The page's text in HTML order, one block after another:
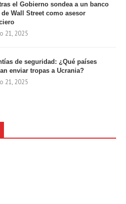
el Gobierno sondea a un banco
de Wall Street como asesor
21, 2025
de seguridad: ¿Qué países
enviar tropas a Ucrania?
21, 2025